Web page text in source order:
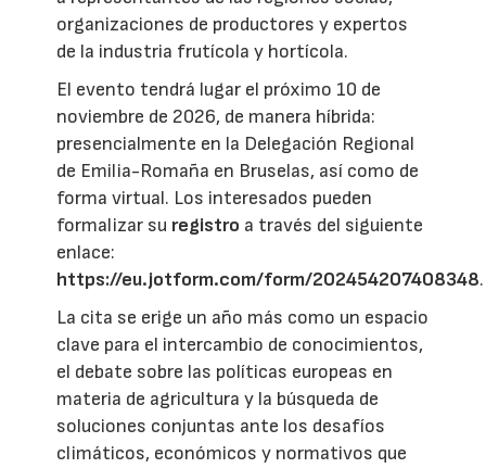
organizaciones de productores y expertos
de la industria frutícola y hortícola.
El evento tendrá lugar el próximo 10 de
noviembre de 2026, de manera híbrida:
presencialmente en la Delegación Regional
de Emilia-Romaña en Bruselas, así como de
forma virtual. Los interesados pueden
formalizar su registro a través del siguiente
enlace:
https://eu.jotform.com/form/202454207408348.
La cita se erige un año más como un espacio
clave para el intercambio de conocimientos,
el debate sobre las políticas europeas en
materia de agricultura y la búsqueda de
soluciones conjuntas ante los desafíos
climáticos, económicos y normativos que